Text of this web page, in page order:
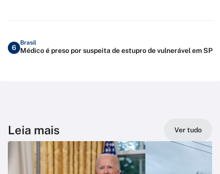
6
Brasil
Médico é preso por suspeita de estupro de vulnerável em SP
Leia mais Ver tudo